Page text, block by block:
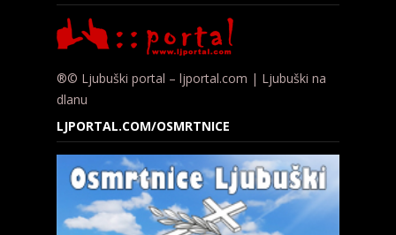
®© Ljubuški portal – ljportal.com | Ljubuški na
dlanu
LJPORTAL.COM/OSMRTNICE